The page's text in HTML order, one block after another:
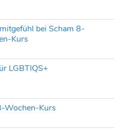
bei Scham 8-
Kurs
LGBTIQS+
Wochen-Kurs